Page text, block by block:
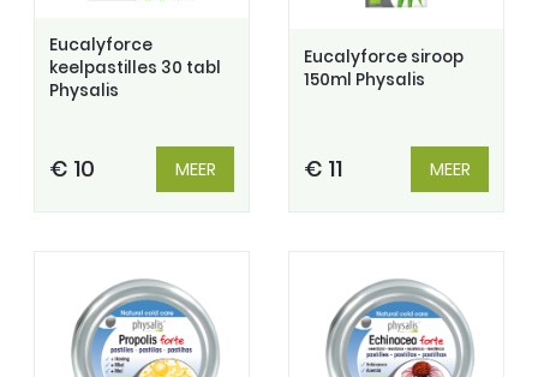
Eucalyforce
keelpastilles 30 tabl
Physalis
€ 10 MEER
Eucalyforce siroop
150ml Physalis
€ 11 MEER